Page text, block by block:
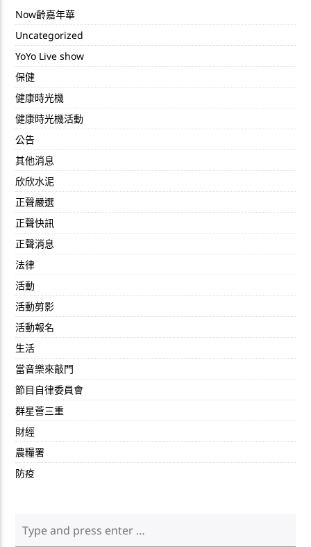
Now齡嘉年華
Uncategorized
YoYo Live show
保健
健康時光機
健康時光機活動
公告
其他消息
欣欣水泥
正聲嚴選
正聲快訊
正聲消息
法律
活動
活動剪影
活動報名
生活
當音樂來敲門
節目自律委員會
群星薈三重
財經
農糧署
防疫